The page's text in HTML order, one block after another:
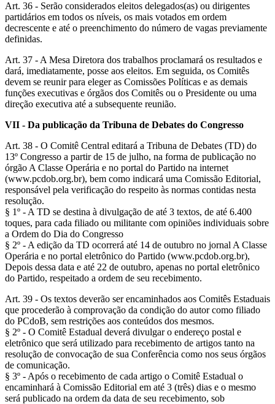
Art. 36 - Serão considerados eleitos delegados(as) ou dirigentes
partidários em todos os níveis, os mais votados em ordem
decrescente e até o preenchimento do número de vagas previamente
definidas.
Art. 37 - A Mesa Diretora dos trabalhos proclamará os resultados e
dará, imediatamente, posse aos eleitos. Em seguida, os Comitês
devem se reunir para eleger as Comissões Políticas e as demais
funções executivas e órgãos dos Comitês ou o Presidente ou uma
direção executiva até a subsequente reunião.
VII - Da publicação da Tribuna de Debates do Congresso
Art. 38 - O Comitê Central editará a Tribuna de Debates (TD) do
13º Congresso a partir de 15 de julho, na forma de publicação no
órgão A Classe Operária e no portal do Partido na internet
(www.pcdob.org.br), bem como indicará uma Comissão Editorial,
responsável pela verificação do respeito às normas contidas nesta
resolução.
§ 1º - A TD se destina à divulgação de até 3 textos, de até 6.400
toques, para cada filiado ou militante com opiniões individuais sobre
a Ordem do Dia do Congresso
§ 2º - A edição da TD ocorrerá até 14 de outubro no jornal A Classe
Operária e no portal eletrônico do Partido (www.pcdob.org.br),
Depois dessa data e até 22 de outubro, apenas no portal eletrônico
do Partido, respeitado a ordem de seu recebimento.
Art. 39 - Os textos deverão ser encaminhados aos Comitês Estaduais
que procederão à comprovação da condição do autor como filiado
do PCdoB, sem restrições aos conteúdos dos mesmos.
§ 2º - O Comitê Estadual deverá divulgar o endereço postal e
eletrônico que será utilizado para recebimento de artigos tanto na
resolução de convocação de sua Conferência como nos seus órgãos
de comunicação.
§ 3º - Após o recebimento de cada artigo o Comitê Estadual o
encaminhará à Comissão Editorial em até 3 (três) dias e o mesmo
será publicado na ordem da data de seu recebimento, sob